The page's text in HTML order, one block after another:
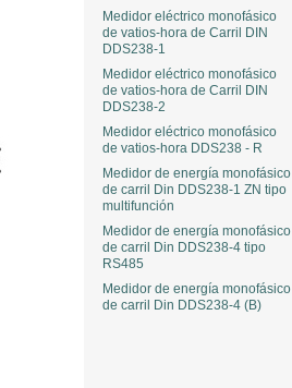
Medidor eléctrico monofásico
de vatios-hora de Carril DIN
DDS238-1
Medidor eléctrico monofásico
de vatios-hora de Carril DIN
DDS238-2
Medidor eléctrico monofásico
de vatios-hora DDS238 - R
Medidor de energía monofásico
de carril Din DDS238-1 ZN tipo
multifunción
Medidor de energía monofásico
de carril Din DDS238-4 tipo
RS485
Medidor de energía monofásico
de carril Din DDS238-4 (B)